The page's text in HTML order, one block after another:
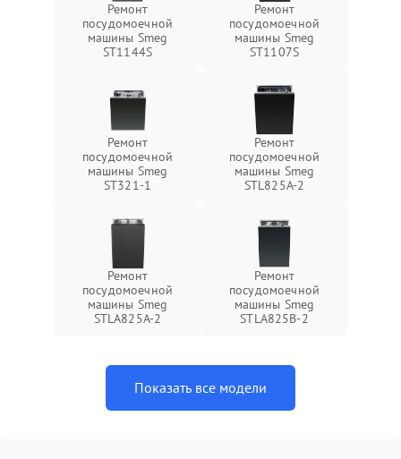
Ремонт
посудомоечной
машины Smeg
ST1144S
Ремонт
посудомоечной
машины Smeg
ST1107S
Ремонт
посудомоечной
машины Smeg
ST321-1
Ремонт
посудомоечной
машины Smeg
STL825A-2
Ремонт
посудомоечной
машины Smeg
STLA825A-2
Ремонт
посудомоечной
машины Smeg
STLA825B-2
Показать все модели